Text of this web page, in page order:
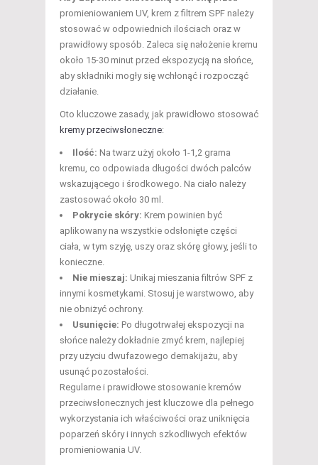
promieniowaniem UV, krem z filtrem SPF należy
stosować w odpowiednich ilościach oraz w
prawidłowy sposób. Zaleca się nałożenie kremu
około 15-30 minut przed ekspozycją na słońce,
aby składniki mogły się wchłonąć i rozpocząć
działanie.
Oto kluczowe zasady, jak prawidłowo stosować
kremy przeciwsłoneczne:
Ilość: Na twarz użyj około 1-1,2 grama
kremu, co odpowiada długości dwóch palców
wskazującego i środkowego. Na ciało należy
zastosować około 30 ml.
Pokrycie skóry: Krem powinien być
aplikowany na wszystkie odsłonięte części
ciała, w tym szyję, uszy oraz skórę głowy, jeśli to
konieczne.
Nie mieszaj: Unikaj mieszania filtrów SPF z
innymi kosmetykami. Stosuj je warstwowo, aby
nie obniżyć ochrony.
Usunięcie: Po długotrwałej ekspozycji na
słońce należy dokładnie zmyć krem, najlepiej
przy użyciu dwufazowego demakijażu, aby
usunąć pozostałości.
Regularne i prawidłowe stosowanie kremów
przeciwsłonecznych jest kluczowe dla pełnego
wykorzystania ich właściwości oraz uniknięcia
poparzeń skóry i innych szkodliwych efektów
promieniowania UV.